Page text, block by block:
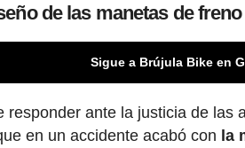
de las manetas de
Sigue a Brújula Bike en
responder ante la justicia de las
en un accidente acabó con la